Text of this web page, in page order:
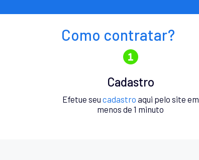
Como contratar?
Cadastro
Efetue seu cadastro aqui pelo site em
menos de 1 minuto